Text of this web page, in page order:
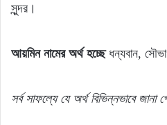
সুন্দর।
আয়মিন নামের অর্থ হচ্ছে ধন্যবান,
সর্ব সাফল্যে যে অর্থ বিভিন্নভাবে জানা